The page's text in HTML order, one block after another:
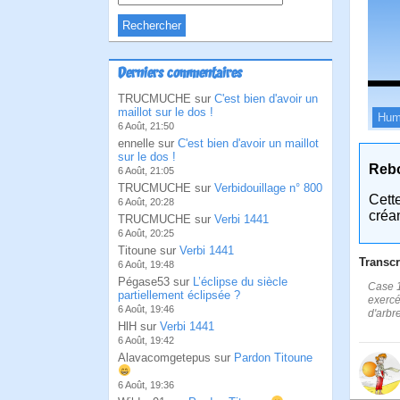
Derniers commentaires
TRUCMUCHE sur C'est bien d'avoir un
maillot sur le dos !
6 Août, 21:50
ennelle sur C'est bien d'avoir un maillot
sur le dos !
6 Août, 21:05
TRUCMUCHE sur Verbidouillage n° 800
6 Août, 20:28
TRUCMUCHE sur Verbi 1441
6 Août, 20:25
Titoune sur Verbi 1441
6 Août, 19:48
Pégase53 sur L’éclipse du siècle
partiellement éclipsée ?
6 Août, 19:46
HlH sur Verbi 1441
6 Août, 19:42
Alavacomgetepus sur Pardon Titoune
6 Août, 19:36
Case